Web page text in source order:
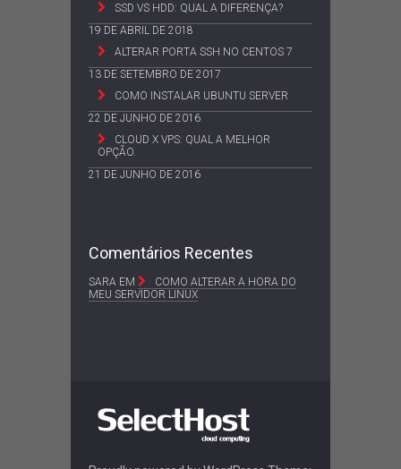
SSD VS HDD: QUAL A DIFERENÇA?
19 DE ABRIL DE 2018
ALTERAR PORTA SSH NO CENTOS 7
13 DE SETEMBRO DE 2017
COMO INSTALAR UBUNTU SERVER
22 DE JUNHO DE 2016
CLOUD X VPS: QUAL A MELHOR
OPÇÃO.
21 DE JUNHO DE 2016
Comentários Recentes
SARA EM
COMO ALTERAR A HORA DO
MEU SERVIDOR LINUX